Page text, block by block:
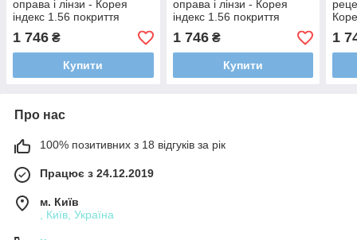
оправа і лінзи - Корея
індекс 1.56 покриття
рецептом/сфера/
астигматика)
1 746 ₴
Купити
оправа і лінзи - Корея
індекс 1.56 покриття
рецептом/сфера/
астигматика)
1 746₴
Купити
1
Про нас
100% позитивних з 18 відгуків за рік
Працює з 24.12.2019
м. Київ
, Київ, Україна